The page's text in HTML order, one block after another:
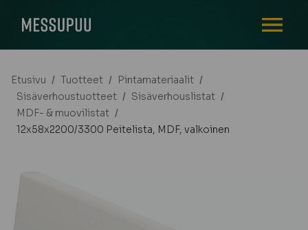
Etusivu / Tuotteet / Pintamateriaalit /
Sisäverhoustuotteet / Sisäverhouslistat /
MDF- & muovilistat /
12x58x2200/3300 Peitelista, MDF, valkoinen